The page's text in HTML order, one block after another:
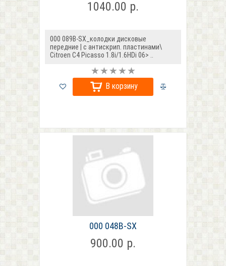
1040.00 р.
000 089B-SX_колодки дисковые
передние | с антискрип. пластинами\
Citroen C4 Picasso 1.8i/1.6HDi 06> ..
В корзину
000 048B-SX
900.00 р.